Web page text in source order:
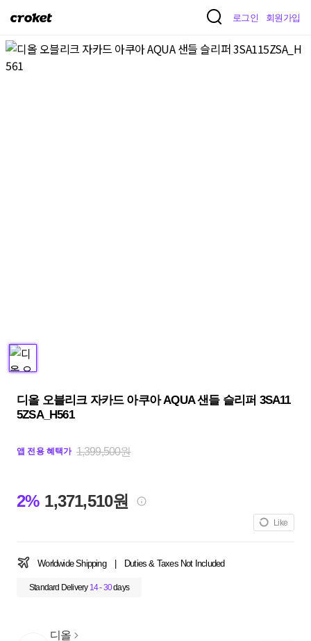
크
켓
로그인 회원가입
디올 오블리크 자카드 아쿠아 AQUA 샌들 슬리퍼 3SA11
5ZSA_H561
앱 전용 혜택가 1,399,500원
2% 1,371,510원
Like
Worldwide Shipping Duties & Taxes Not Included
Standard Delivery 14 - 30days
디올